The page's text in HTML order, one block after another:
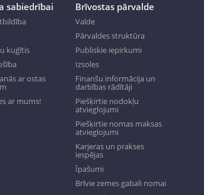
sabiedrībai
kuģītis
ar ostas
ar mums!
Brīvostas pārvalde
Valde
Pārvaldes struktūra
Publiskie iepirkumi
Izsoles
Finanšu informācija un
darbības rādītāji
Piešķirtie nodokļu
atvieglojumi
Piešķirtie nomas maksas
atvieglojumi
Karjeras un prakses
iespējas
Īpašumi
Brīvie zemes gabali nomai